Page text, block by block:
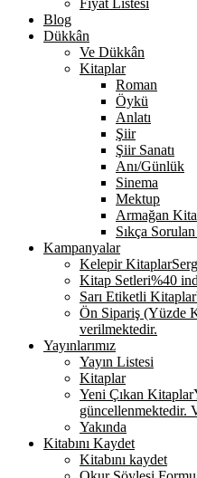
Fiyat Listesi
Blog
Dükkân
Ve Dükkân
Kitaplar
Roman
Öykü
Anlatı
Şiir
Şiir Sanatı
Anı/Günlük
Sinema
Mektup
Armağan
Sıkça
Kampanyalar
Kelepir Kitaplar
Kitap Setleri%40
Sarı Etiketli Kitaplar
Ön Sipariş (Yüzde
verilmektedir.
Yayınlarımız
Yayın Listesi
Kitaplar
Yeni Çıkan Kitaplar
güncellenmektedir.
Yakında
Kitabını Kaydet
Kitabını kaydet